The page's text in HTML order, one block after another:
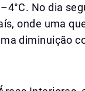
No dia
onde uma
diminuição